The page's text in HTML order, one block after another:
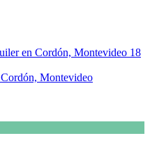
Montevideo